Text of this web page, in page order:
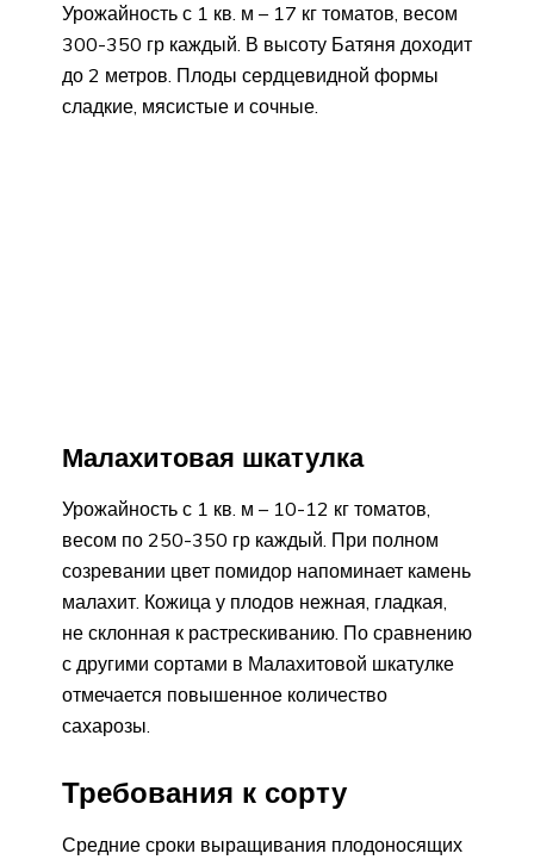
Урожайность с 1 кв. м – 17 кг томатов, весом
300-350 гр каждый. В высоту Батяня доходит
до 2 метров. Плоды сердцевидной формы
сладкие, мясистые и сочные.
Малахитовая шкатулка
Урожайность с 1 кв. м – 10-12 кг томатов,
весом по 250-350 гр каждый. При полном
созревании цвет помидор напоминает камень
малахит. Кожица у плодов нежная, гладкая,
не склонная к растрескиванию. По сравнению
с другими сортами в Малахитовой шкатулке
отмечается повышенное количество
сахарозы.
Требования к сорту
Средние сроки выращивания плодоносящих